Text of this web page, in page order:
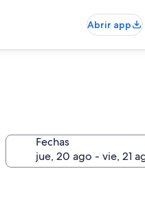
Abrir app
Fechas